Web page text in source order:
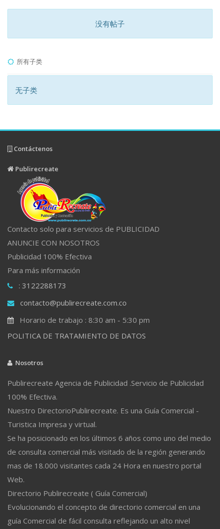
没有帖子
所有子类
无子类
Contáctenos
Publirecreate
Contacto solo para servicios de PUBLICIDAD
ANUNCIE CON NOSOTROS
Publicidad 100% Efectiva
Para más información
: 3122288173
contacto@publirecreate.com.co
Horario de trabajo : 8:30 am - 5:30 pm
POLITICA DE TRATAMIENTO DE DATOS
Nosotros
Publirecreate Agencia de Publicidad .Servicio de Publicidad
100% Efectiva.
Nuestro DirectorioPublirecreate. Es una Guía Comercial -
Turistica Impresa y virtual.
Se ha posicionado en los últimos 6 años como uno del medio
de consulta comercial más visitado de la región generando
mas de 18.000 visitantes cada 24 Hora en nuestro portal
Web.
Directorio Publirecreate ( Guía Comercial)
Evolucionando el concepto de directorio comercial en una
guía Comercial de fácil consulta reflejando un alto nivel